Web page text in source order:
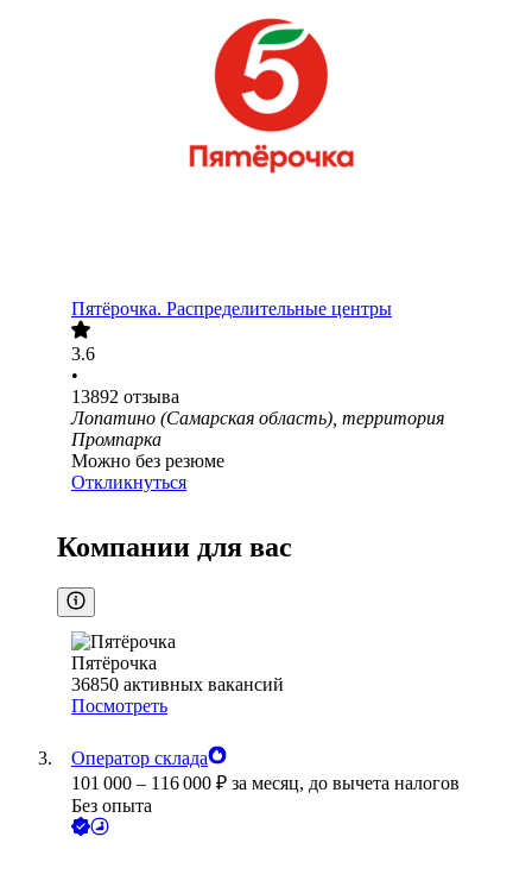
Пятёрочка. Распределительные центры
3.6
•
13892 отзыва
Лопатино (Самарская область), территория
Промпарка
Можно без резюме
Откликнуться
Компании для вас
Пятёрочка
36850 активных вакансий
Посмотреть
Оператор склада
101 000 – 116 000 ₽ за месяц, до вычета налогов
Без опыта